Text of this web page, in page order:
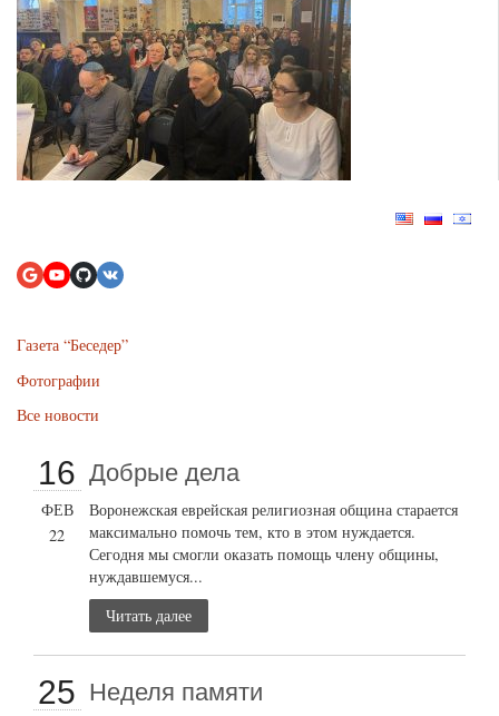
Газета “Беседер”
Фотографии
Все новости
16
ФЕВ
22
Добрые дела
Воронежская еврейская религиозная община старается
максимально помочь тем, кто в этом нуждается.
Сегодня мы смогли оказать помощь члену общины,
нуждавшемуся...
Читать далее
25 Неделя памяти